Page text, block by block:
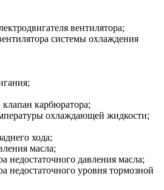
вентилятора;
системы охлаждения
карбюратора;
охлаждающей жидкости;
хода;
масла;
недостаточного давления масла;
недостаточного уровня тормозной